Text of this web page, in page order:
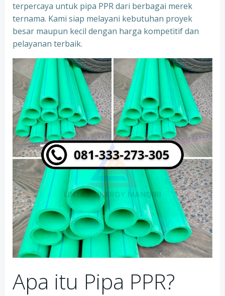
terpercaya untuk pipa PPR dari berbagai merek
ternama. Kami siap melayani kebutuhan proyek
besar maupun kecil dengan harga kompetitif dan
pelayanan terbaik.
Apa itu Pipa PPR?